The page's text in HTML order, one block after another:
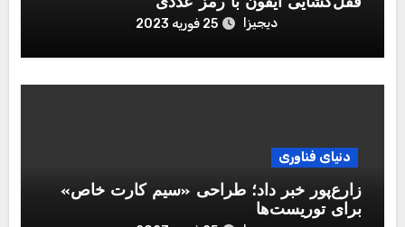
دیجیزا 25 فوریه 2023
دنیای فناوری
زارع‌پور خبر داد؛ طراحی «سیم کارت خاص»
برای توریست‌ها